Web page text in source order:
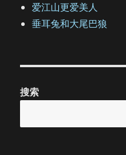
爱江山更爱美人
垂耳兔和大尾巴狼
搜索